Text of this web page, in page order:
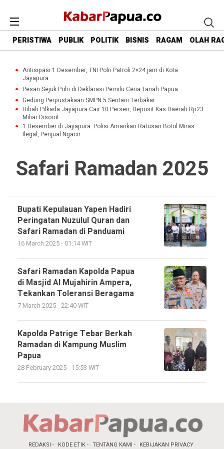
PERISTIWA PUBLIK POLITIK BISNIS RAGAM OLAH
Antisipasi 1 Desember, TNI Polri Patroli 2×24 jam di Kota
Jayapura
Pesan Sejuk Polri di Deklarasi Pemilu Ceria Tanah Papua
Gedung Perpustakaan SMPN 5 Sentani Terbakar
Hibah Pilkada Jayapura Cair 10 Persen, Deposit Kas Daerah Rp23
Miliar Disorot
1 Desember di Jayapura: Polisi Amankan Ratusan Botol Miras
Ilegal, Penjual Ngacir
Safari Ramadan 2025
Bupati Kepulauan Yapen Hadiri
Peringatan Nuzulul Quran dan
Safari Ramadan di Panduami
16 March 2025 - 01:14 WIT
Safari Ramadan Kapolda Papua
di Masjid Al Mujahirin Ampera,
Tekankan Toleransi Beragama
7 March 2025 - 22:40 WIT
Kapolda Patrige Tebar Berkah
Ramadan di Kampung Muslim
Papua
28 February 2025 - 15:53 WIT
REDAKSI KODE ETIK TENTANG KAMI KEBIJAKAN PRIVACY